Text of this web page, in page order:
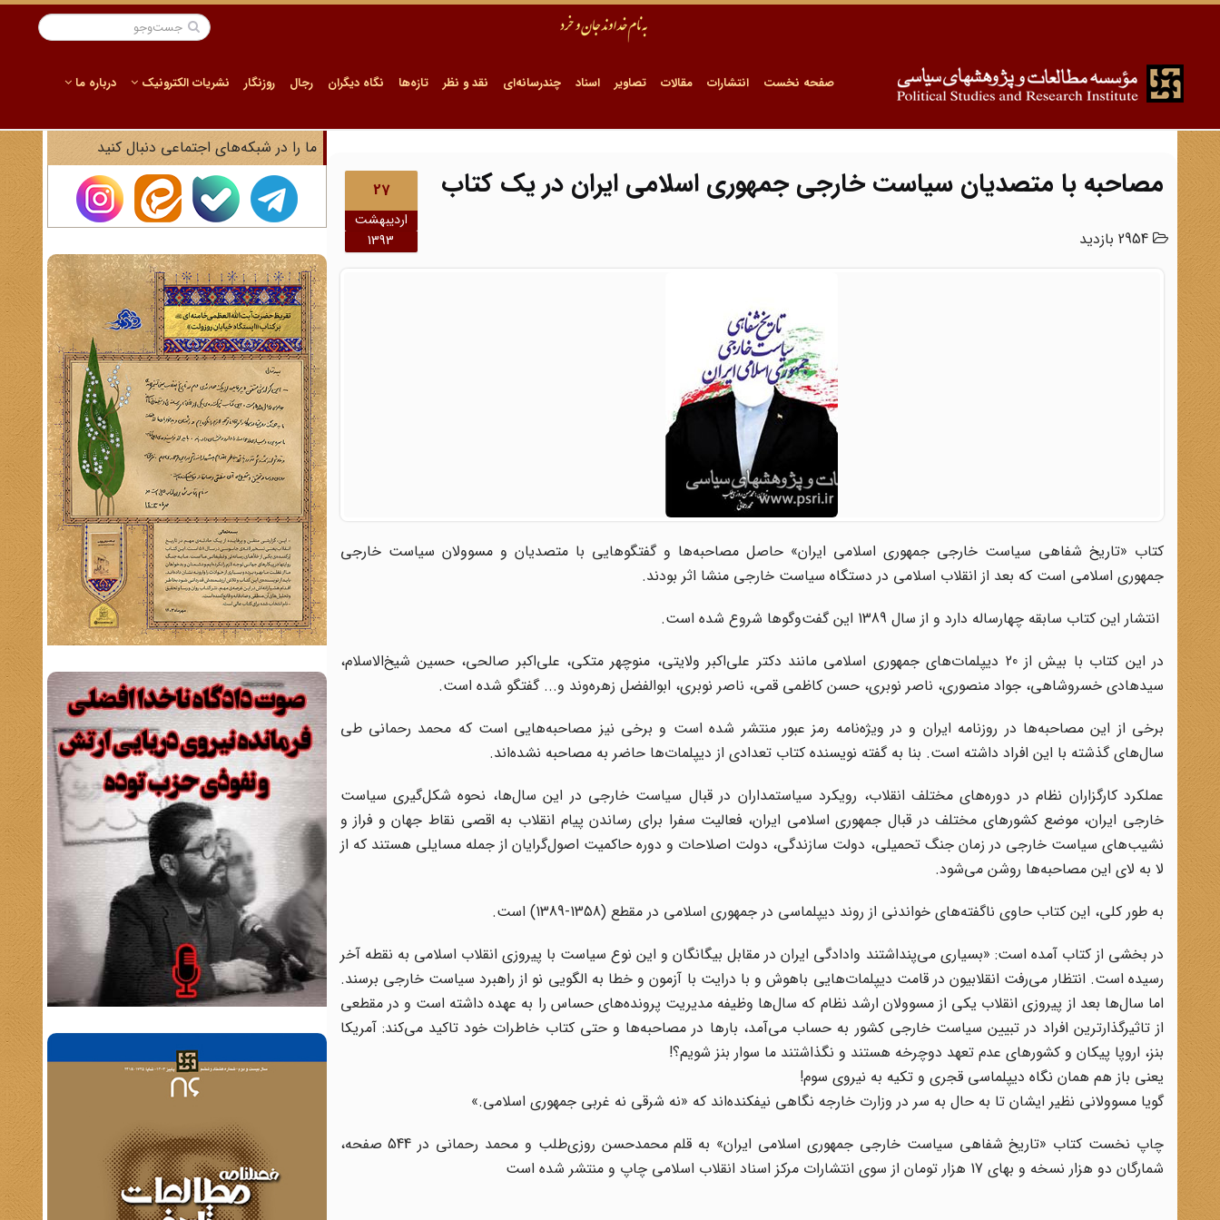
صفحه نخست انتشارات مقالات تصاویر اسناد چندرسانه‌ای نقد و نظر تازه‌ها نگاه دیگران رجال روزنگار نشریات الکترونیک درباره ما
27
اردیبهشت
1393
مصاحبه با متصدیان سیاست خارجی جمهوری اسلامی ایران در یک کتاب
کتاب «تاریخ شفاهی سیاست خارجی جمهوری اسلامی ایران» حاصل مصاحبه‌ها و گفتگوهایی با متصدیان و مسوولان سیاست خارجی
جمهوری اسلامی است که بعد از انقلاب اسلامی در دستگاه سیاست خارجی منشا اثر بودند.
انتشار این کتاب سابقه چهارساله دارد و از سال 1389 این گفت‌وگوها شروع شده است.
در این کتاب با بیش از 20 دیپلمات‌های جمهوری اسلامی مانند دکتر علی‌اکبر ولایتی، منوچهر متکی، علی‌اکبر صالحی، حسین شیخ‌الاسلام،
سیدهادی خسروشاهی، جواد منصوری، ناصر نوبری، حسن کاظمی قمی، ناصر نوبری، ابوالفضل زهره‌وند و... گفتگو شده است.
برخی از این مصاحبه‌ها در روزنامه ایران و در ویژه‌نامه رمز عبور منتشر شده است و برخی نیز مصاحبه‌هایی است که محمد رحمانی طی
سال‌های گذشته با این افراد داشته است. بنا به گفته نویسنده کتاب تعدادی از دیپلمات‌ها حاضر به مصاحبه نشده‌اند.
عملکرد کارگزاران نظام در دوره‌های مختلف انقلاب، رویکرد سیاستمداران در قبال سیاست خارجی در این سال‌ها، نحوه‌ شکل‌گیری سیاست
خارجی ایران، موضع‌ کشورهای مختلف در قبال جمهوری اسلامی ایران، فعالیت سفرا برای رساندن پیام انقلاب به اقصی نقاط جهان و فراز و
نشیب‌های سیاست خارجی در زمان جنگ تحمیلی، دولت سازندگی، دولت اصلاحات و دوره‌ حاکمیت اصول‌گرایان از جمله مسایلی هستند که از
لا به لای این مصاحبه‌ها روشن می‌شود.
به طور کلی، این کتاب حاوی ناگفته‌های خواندنی از روند دیپلماسی در جمهوری اسلامی در مقطع (1358-1389) است.
در بخشی از کتاب آمده است: «بسیاری می‌پنداشتند وادادگی ایران در مقابل بیگانگان و این نوع سیاست با پیروزی انقلاب اسلامی به نقطه آخر
رسیده است. انتظار می‌رفت انقلابیون در قامت دیپلمات‌هایی باهوش و با درایت با آزمون و خطا به الگویی نو از راهبرد سیاست خارجی برسند.
اما سال‌ها بعد از پیروزی انقلاب یکی از مسوولان ارشد نظام که سال‌ها وظیفه‌ مدیریت پرونده‌های حساس را به عهده داشته است و در مقطعی
از تاثیرگذارترین افراد در تبیین سیاست خارجی کشور به حساب می‌آمد، بارها در مصاحبه‌ها و حتی کتاب خاطرات خود تاکید می‌کند: آمریکا
بنز، اروپا پیکان و کشورهای عدم تعهد دوچرخه هستند و نگذاشتند ما سوار بنز شویم؟!
یعنی باز هم همان نگاه دیپلماسی قجری و تکیه به نیروی سوم!
گویا مسوولانی نظیر ایشان تا به حال به سر در وزارت خارجه نگاهی نیفکنده‌اند که «نه شرقی نه غربی جمهوری اسلامی.»
چاپ نخست کتاب «تاریخ شفاهی سیاست خارجی جمهوری اسلامی ایران» به قلم محمدحسن روزی‌طلب و محمد رحمانی در 544 صفحه،‌
شمارگان دو هزار نسخه و بهای 17 هزار تومان از سوی انتشارات مرکز اسناد انقلاب اسلامی چاپ و منتشر شده است
ما را در شبکه‌های اجتماعی دنبال کنید